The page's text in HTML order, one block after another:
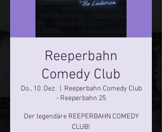
Reeperbahn
Comedy Club
Do., 10. Dez.
Reeperbahn Comedy Club
- Reeperbahn 25
Der legendäre REEPERBAHN COMEDY
CLUB!